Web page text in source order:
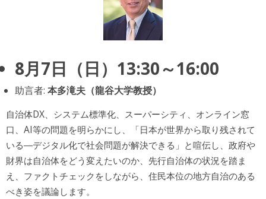
8月7日（日）13:30～16:00
助言者: 本多滝夫（龍谷大学教授）
自治体DX、システム標準化、スーパーシティ、オンライン窓
口、AI等の問題を明らかにし、「日本が世界から取り残されて
いる―デジタル化で社会問題が解決できる」と喧伝し、政府や
財界は自治体をどう変えたいのか、先行自治体の状況を踏ま
え、ファクトチェックをしながら、住民本位の地方自治のある
べき姿を議論します。